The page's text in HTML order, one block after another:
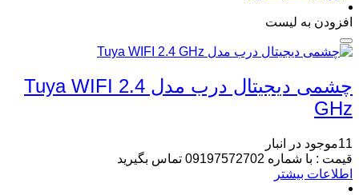
افزودن به لیست
چشمی دیجیتال درب مدل Tuya WIFI 2.4
GHz
11موجود در انبار
قیمت : با شماره 09197572702 تماس بگیرید
اطلاعات بیشتر